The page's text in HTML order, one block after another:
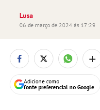
Lusa
06 de março de 2024 às 17:29
+
Adicione como
fonte preferencial no Google